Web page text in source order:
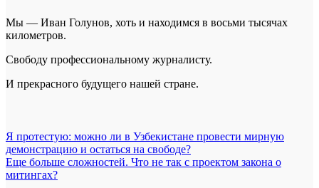
Мы — Иван Голунов, хоть и находимся в восьми тысячах
километров.
Свободу профессиональному журналисту.
И прекрасного будущего нашей стране.
Навигация
по
записям
Я протестую: можно ли в Узбекистане провести мирную
демонстрацию и остаться на свободе?
Еще больше сложностей. Что не так с проектом закона о
митингах?